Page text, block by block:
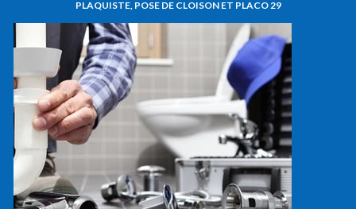
PLAQUISTE, POSE DE CLOISON ET PLACO 29